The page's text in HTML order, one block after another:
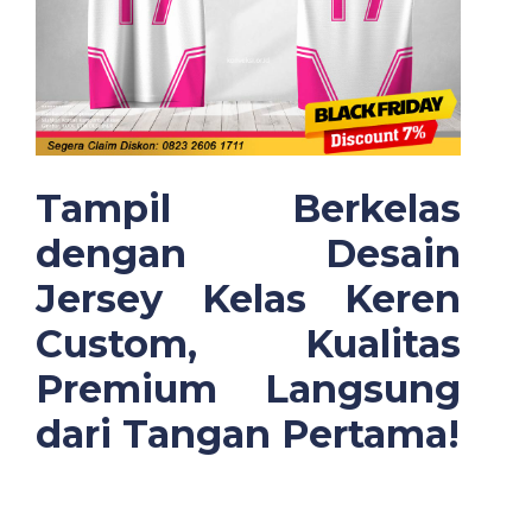
Tampil Berkelas
dengan Desain
Jersey Kelas Keren
Custom, Kualitas
Premium Langsung
dari Tangan Pertama!